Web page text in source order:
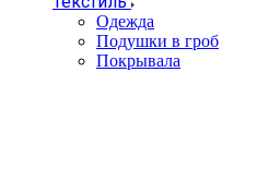
Одежда
Подушки в гроб
Покрывала